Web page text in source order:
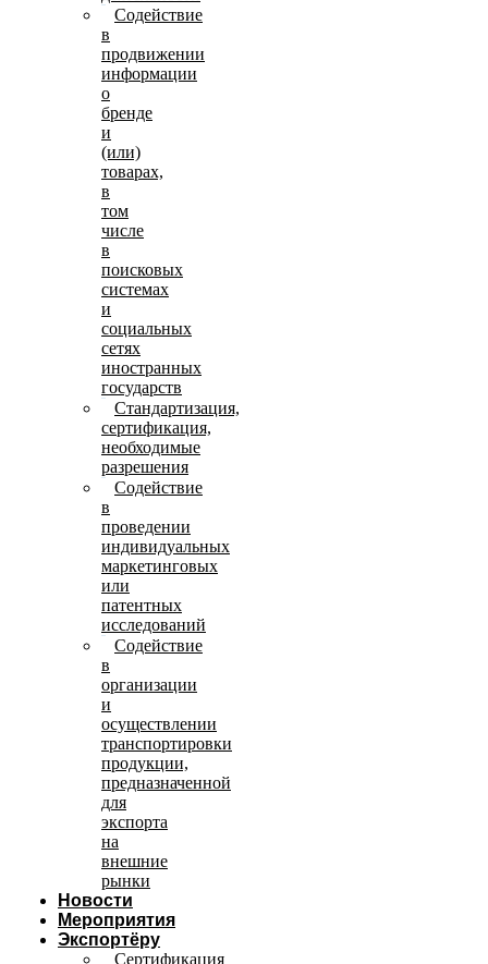
Содействие
в
продвижении
информации
о
бренде
и
(или)
товарах,
в
том
числе
в
поисковых
системах
и
социальных
сетях
иностранных
государств
Стандартизация,
сертификация,
необходимые
разрешения
Содействие
в
проведении
индивидуальных
маркетинговых
или
патентных
исследований
Содействие
в
организации
и
осуществлении
транспортировки
продукции,
предназначенной
для
экспорта
на
внешние
рынки
Новости
Мероприятия
Экспортёру
Сертификация